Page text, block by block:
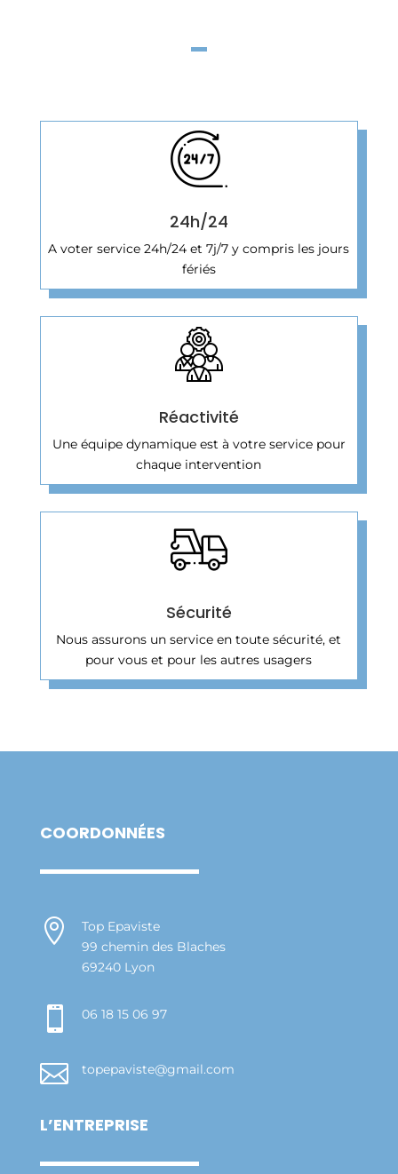
24h/24
A voter service 24h/24 et 7j/7 y compris les jours
fériés
Réactivité
Une équipe dynamique est à votre service pour
chaque intervention
Sécurité
Nous assurons un service en toute sécurité, et
pour vous et pour les autres usagers
COORDONNÉES

Top Epaviste
99 chemin des Blaches
69240 Lyon
 06 18 15 06 97
 topepaviste@gmail.com
L’ENTREPRISE